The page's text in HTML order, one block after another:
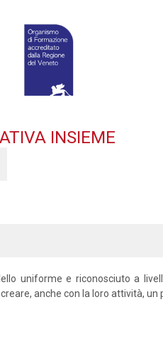
INSIEME
uniforme e riconosciuto a
anche con la loro attività, un